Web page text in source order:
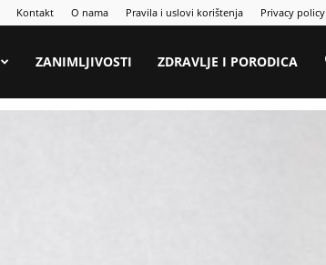
Kontakt O nama Pravila i uslovi korištenja Privacy policy
ZANIMLJIVOSTI ZDRAVLJE I PORODICA